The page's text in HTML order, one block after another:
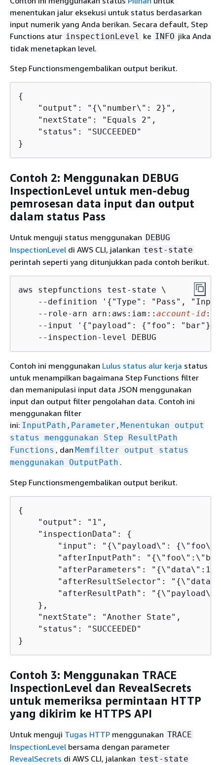
menentukan jalur eksekusi untuk status berdasarkan
input numerik yang Anda berikan. Secara default, Step
Functions atur inspectionLevel ke INFO jika Anda
tidak menetapkan level.
Step Functionsmengembalikan output berikut.
{
    "output": "
{\"number\": 2}",
    "nextState": "Equals 2",
    "status": "SUCCEEDED"
}
Contoh 2: Menggunakan DEBUG
InspectionLevel untuk men-debug
pemrosesan data input dan output
dalam status Pass
Untuk menguji status menggunakan DEBUG
InspectionLevel di AWS CLI, jalankan test-state
perintah seperti yang ditunjukkan pada contoh berikut.
aws stepfunctions test-state \
    --definition '
{ "Type": "Pass",
    --role-arn arn:aws:iam::
account-id
    --input '
{ "payload": { "foo":
    --inspection-level DEBUG
Contoh ini menggunakan Lulus status alur kerja status
untuk menampilkan bagaimana Step Functions filter
dan memanipulasi input data JSON menggunakan
input dan output filter pengolahan data. Contoh ini
menggunakan filter
ini: InputPath , Parameter , Menentukan output
status menggunakan Step ResultPath
Functions , dan Memfilter output status
menggunakan OutputPath .
Step Functionsmengembalikan output berikut.
{
    "output": "1",
    "inspectionData":
{
        "input": "
{\"payload\": {
        "afterInputPath": "
{
        "afterParameters": "
{
        "afterResultSelector": "
{
        "afterResultPath": "
{\"payload\":
    },
    "nextState": "Another State",
    "status": "SUCCEEDED"
}
Contoh 3: Menggunakan TRACE
InspectionLevel dan RevealSecrets
untuk memeriksa permintaan HTTP
yang dikirim ke HTTPS API
Untuk menguji Tugas HTTP menggunakan TRACE
InspectionLevel bersama dengan parameter
RevealSecrets di AWS CLI, jalankan test-state